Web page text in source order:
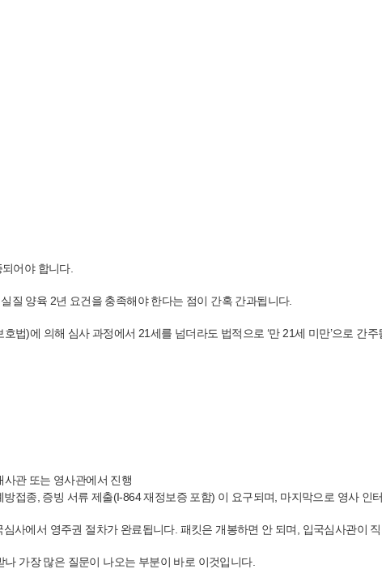
어야 합니다.
질 양육 2년 요건을 충족해야 한다는 점이 간혹 간과됩니다.
호법)에 의해 심사 과정에서 21세를 넘더라도 법적으로 ‘만 21세 미만’으로
사관 또는 영사관에서 진행
접종, 증빙 서류 제출(I-864 재정보증 포함) 이 요구되며, 마지막으로 영사 인
사에서 영주권 절차가 완료됩니다. 패킷은 개봉하면 안 되며, 입국심사관이
가장 많은 질문이 나오는 부분이 바로 이것입니다.